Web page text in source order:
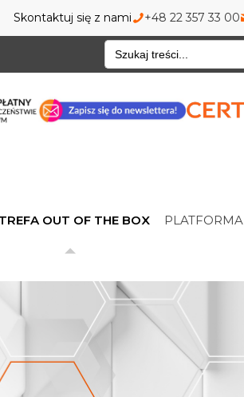
Skontaktuj się z nami +48 22 357 33 00
Wyszukiwarka
OUT OF THE BOX PLATFORMA